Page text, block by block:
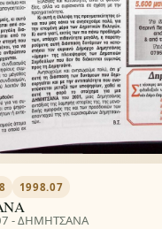
1998.07
- ΔΗΜΗΤΣΑΝΑ